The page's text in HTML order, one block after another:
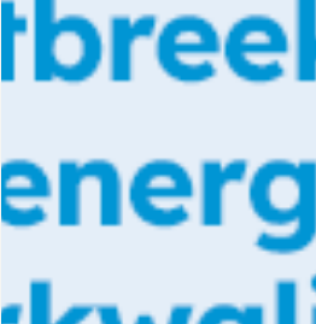
DOCUMENTATIE PRODUCTEN